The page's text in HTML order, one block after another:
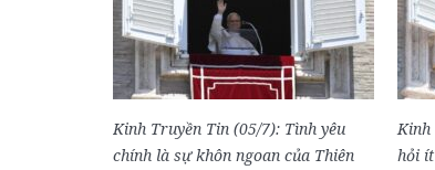
Kinh Truyền Tin (05/7): Tình yêu
chính là sự khôn ngoan của Thiên
Kinh
hỏi